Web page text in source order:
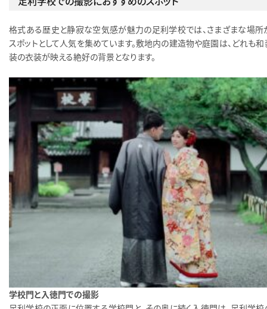
格式ある歴史と静寂な空気感が魅力の足利学校では、さまざまな場所
スポットとして人気を集めています。敷地内の建造物や庭園は、どれも
装の衣装が映える絶好の背景となります。
学校門と入徳門での撮影